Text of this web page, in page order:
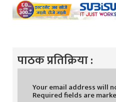
पाठक प्रतिक्रिया :
Your email address will
Required fields are